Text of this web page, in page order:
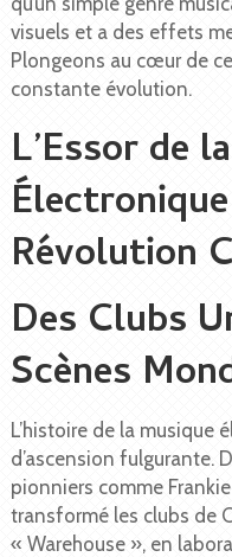
visuels et a des effets
Plongeons au cœur de
constante évolution.
L’Essor de
Révolution
Des Clubs
Scènes
L’histoire de la musique
d’ascension fulgurante.
pionniers comme
transformé les clubs de
« Warehouse », en